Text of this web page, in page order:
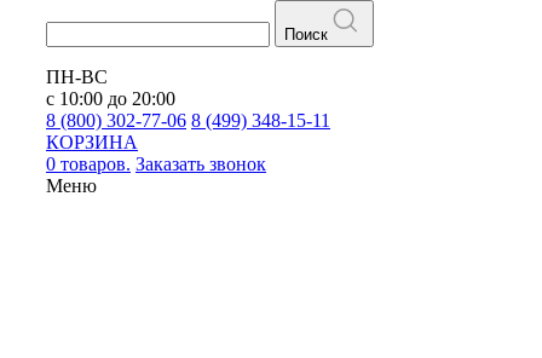
Поиск
ПН-ВС
с 10:00 до 20:00
8 (800) 302-77-06 8 (499) 348-15-11
КОРЗИНА
0 товаров. Заказать звонок
Меню